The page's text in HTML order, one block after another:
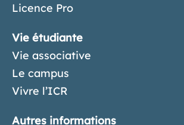
Licence Pro
Vie étudiante
Vie associative
Le campus
Vivre l’ICR
Autres informations